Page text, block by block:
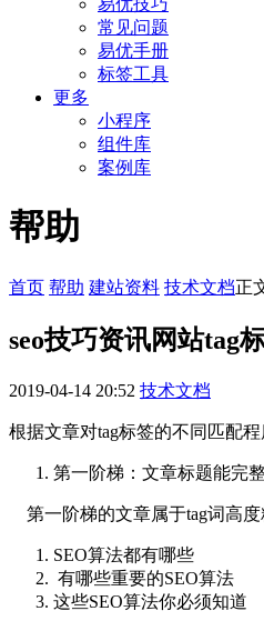
易优技巧
常见问题
易优手册
标签工具
更多
小程序
组件库
案例库
帮助
首页 帮助 建站资料 技术文档正
seo技巧资讯网站tag
2019-04-14 20:52 技术文档
根据文章对tag标签的不同匹配
第一阶梯：文章标题能完
第一阶梯的文章属于tag词高度
SEO算法都有哪些
有哪些重要的SEO算法
这些SEO算法你必须知道